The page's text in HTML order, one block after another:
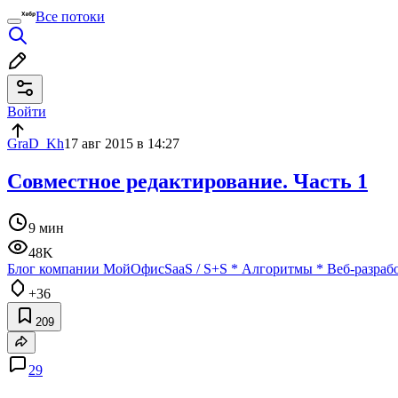
Все потоки
Войти
GraD_Kh17 авг 2015 в 14:27
Совместное редактирование. Часть 1
9 мин
48K
Блог компании МойОфисSaaS / S+S * Алгоритмы * Веб-
+36
209
29